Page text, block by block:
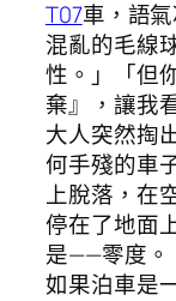
T07車，語
混亂的毛線
性。」「但
棄』，讓我
大人突然掏
何手殘的車
上脫落，在
停在了地面
是——零度。
如果泊車是